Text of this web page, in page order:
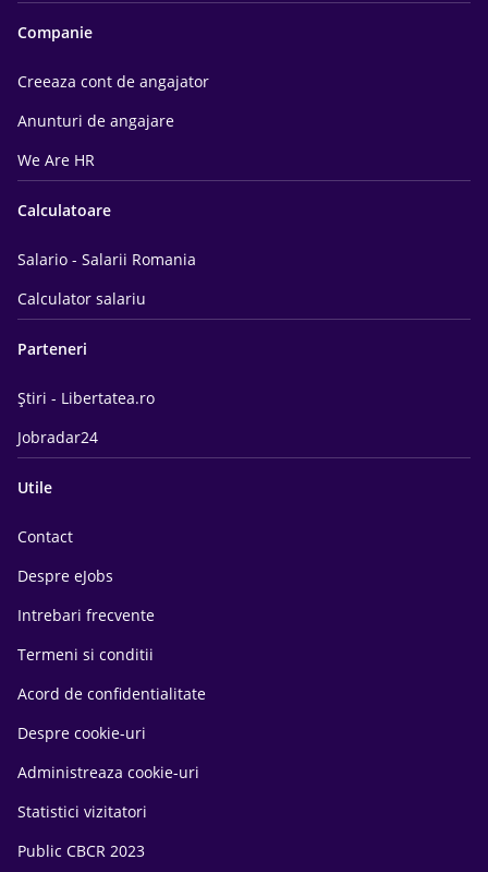
Companie
Creeaza cont de angajator
Anunturi de angajare
We Are HR
Calculatoare
Salario - Salarii Romania
Calculator salariu
Parteneri
Știri - Libertatea.ro
Jobradar24
Utile
Contact
Despre eJobs
Intrebari frecvente
Termeni si conditii
Acord de confidentialitate
Despre cookie-uri
Administreaza cookie-uri
Statistici vizitatori
Public CBCR 2023